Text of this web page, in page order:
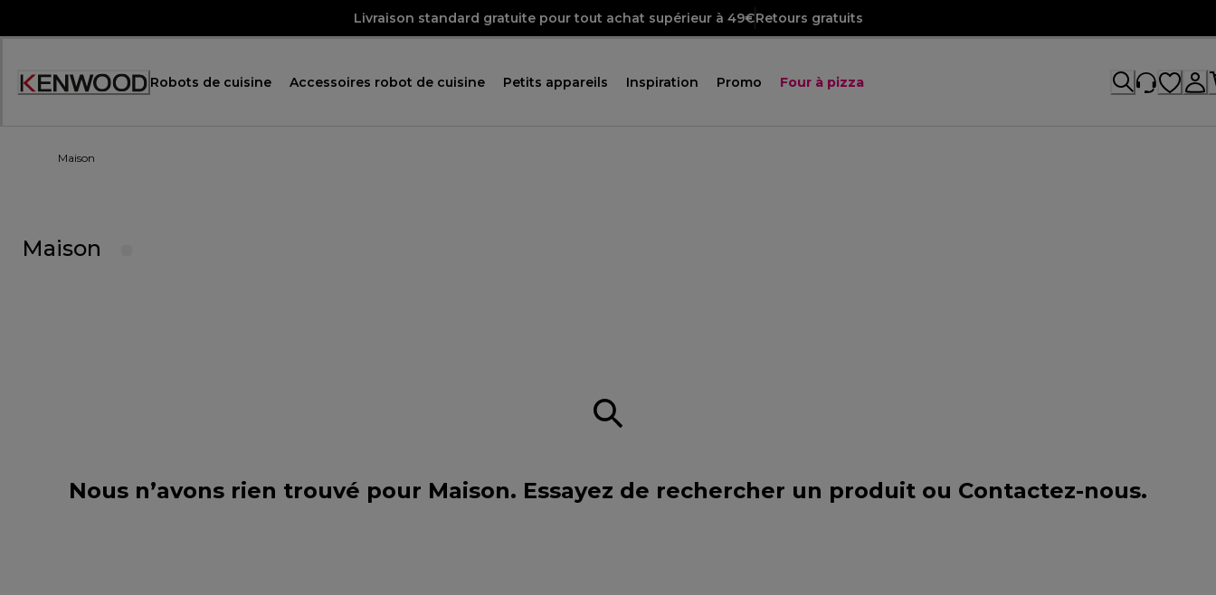
Livraison standard gratuite pour tout achat supérieur à 49€Retours gratuits
Accessibility
Robots de cuisine Accessoires robot de cuisine Petits appareils Inspiration Promo Four à pizza
Maison
Maison
Nous n’avons rien trouvé pour Maison. Essayez de rechercher un produit ou Contactez-nous.